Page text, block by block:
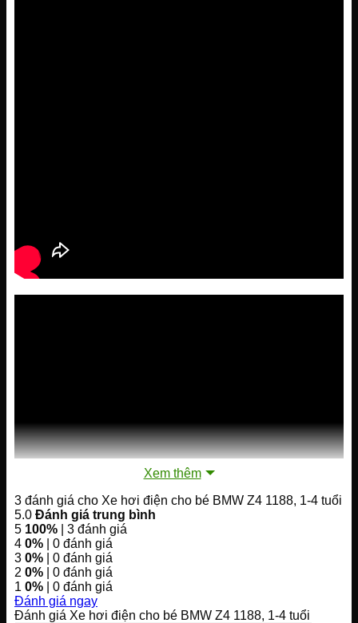
Xem thêm
3 đánh giá cho Xe hơi điện cho bé BMW Z4 1188, 1-4 tuổi
5.0 Đánh giá trung bình
5 100% | 3 đánh giá
4 0% | 0 đánh giá
3 0% | 0 đánh giá
2 0% | 0 đánh giá
1 0% | 0 đánh giá
Đánh giá ngay
Đánh giá Xe hơi điện cho bé BMW Z4 1188, 1-4 tuổi